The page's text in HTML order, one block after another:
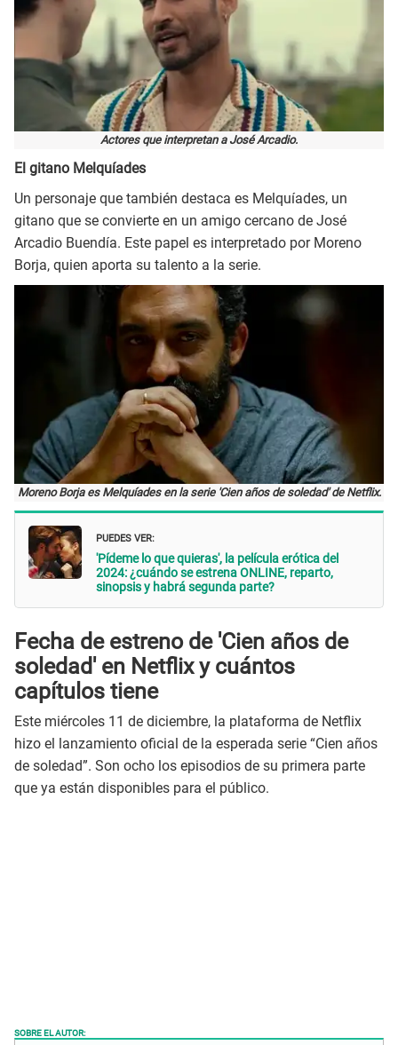
Actores que interpretan a José Arcadio.
El gitano Melquíades
Un personaje que también destaca es Melquíades, un
gitano que se convierte en un amigo cercano de José
Arcadio Buendía. Este papel es interpretado por Moreno
Borja, quien aporta su talento a la serie.
Moreno Borja es Melquíades en la serie 'Cien años de soledad' de Netflix.
PUEDES VER:
'Pídeme lo que quieras', la película erótica del
2024: ¿cuándo se estrena ONLINE, reparto,
sinopsis y habrá segunda parte?
Fecha de estreno de 'Cien años de
soledad' en Netflix y cuántos
capítulos tiene
Este miércoles 11 de diciembre, la plataforma de Netflix
hizo el lanzamiento oficial de la esperada serie “Cien años
de soledad”. Son ocho los episodios de su primera parte
que ya están disponibles para el público.
SOBRE EL AUTOR: